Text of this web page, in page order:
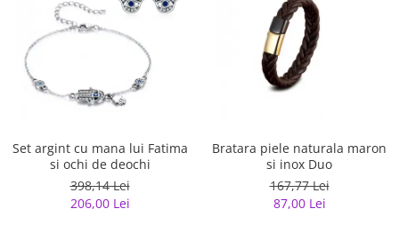
Set argint cu mana lui Fatima
si ochi de deochi
398,14 Lei
206,00 Lei
Bratara piele naturala maron
si inox Duo
167,77 Lei
87,00 Lei